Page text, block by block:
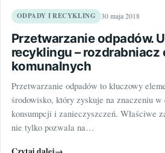
ODPADY I RECYKLING 30 maja 2018
Przetwarzanie odpadów.
recyklingu – rozdrabniacz
komunalnych
Przetwarzanie odpadów to kluczowy
środowisko, który zyskuje na znaczeniu w
konsumpcji i zanieczyszczeń. Właściwe
nie tylko pozwala na…